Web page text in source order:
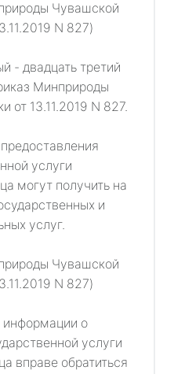
Чувашской
N 827)
- двадцать третий
Минприроды
от 13.11.2019 N 827.
услуги
могут получить на
и
услуг.
Чувашской
N 827)
о
услуги
вправе обратиться